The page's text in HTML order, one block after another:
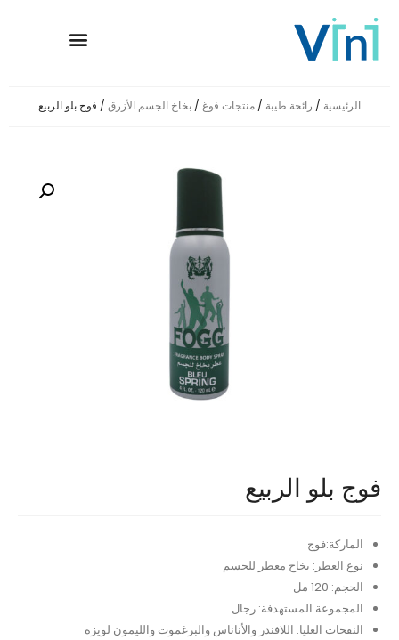
الرئيسية / رائحة طيبة / منتجات فوغ / بخاخ الجسم الأزرق / فوج بلو الربيع
فوج بلو الربيع
الماركة:فوج
نوع العطر: بخاخ معطر للجسم
الحجم: 120 مل
المجموعة المستهدفة: رجال
النفحات العليا: اللافندر والأناناس والبرغموت والليمون لويزة